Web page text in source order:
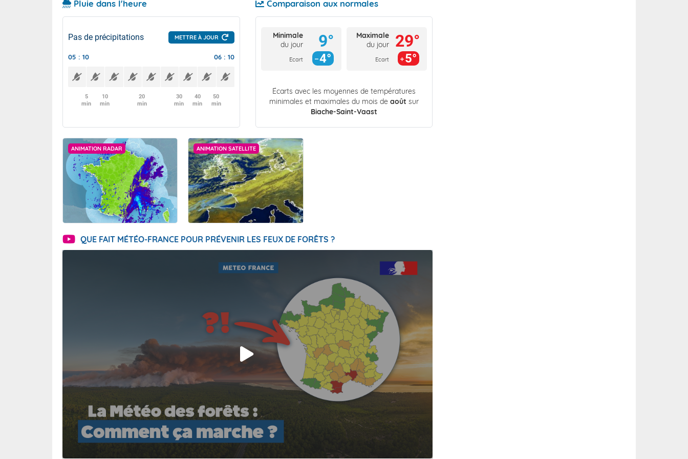
Pluie dans l'heure
Pas de précipitations METTRE À JOUR
05 : 10 06 : 10
5
min
10
min
20
min
30
min
40
min
50
min
Comparaison aux normales
Minimale
du jour
Ecart
9°
4°
Maximale
du jour
Ecart
29°
5°
Écarts avec les moyennes de températures
minimales et maximales du mois de août sur
Biache-Saint-Vaast
ANIMATION RADAR ANIMATION SATELLITE
QUE FAIT MÉTÉO-FRANCE POUR PRÉVENIR LES FEUX DE FORÊTS ?